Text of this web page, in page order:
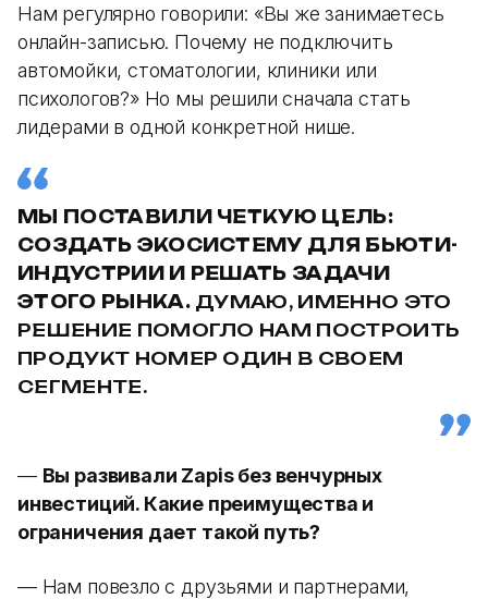
Нам регулярно говорили: «Вы же занимаетесь
онлайн-записью. Почему не подключить
автомойки, стоматологии, клиники или
психологов?» Но мы решили сначала стать
лидерами в одной конкретной нише.
МЫ ПОСТАВИЛИ ЧЕТКУЮ ЦЕЛЬ:
СОЗДАТЬ ЭКОСИСТЕМУ ДЛЯ БЬЮТИ-
ИНДУСТРИИ И РЕШАТЬ ЗАДАЧИ
ЭТОГО РЫНКА. ДУМАЮ, ИМЕННО ЭТО
РЕШЕНИЕ ПОМОГЛО НАМ ПОСТРОИТЬ
ПРОДУКТ НОМЕР ОДИН В СВОЕМ
СЕГМЕНТЕ.
— Вы развивали Zapis без венчурных
инвестиций. Какие преимущества и
ограничения дает такой путь?
— Нам повезло с друзьями и партнерами,